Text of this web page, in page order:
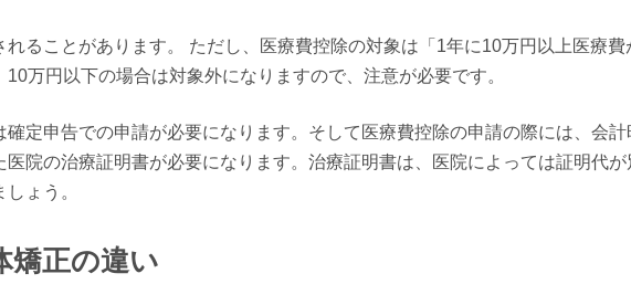
ることがあります。 ただし、医療費控除の対象は「1年に10万円以上医療費
万円以下の場合は対象外になりますので、注意が必要です。
定申告での申請が必要になります。そして医療費控除の申請の際には、会計
医院の治療証明書が必要になります。治療証明書は、医院によっては証明代が
ょう。
矯正の違い